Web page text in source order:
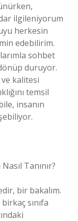
ilgileniyorum
herkesin
edebilirim.
sohbet
duruyor.
ve kalitesi
temsil
insanın
Tanınır?
bir bakalım.
sınıfa